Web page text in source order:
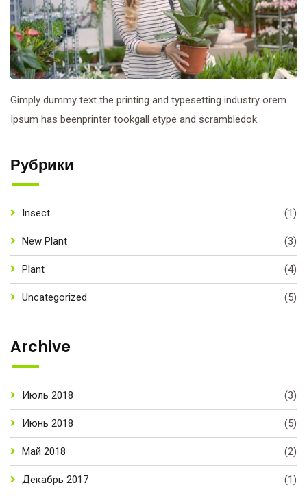
Gimply dummy text the printing and typesetting industry orem
Ipsum has beenprinter tookgall etype and scrambledok.
Рубрики
Insect (1)
New Plant (3)
Plant (4)
Uncategorized (5)
Archive
Июль 2018 (3)
Июнь 2018 (5)
Май 2018 (2)
Декабрь 2017 (1)